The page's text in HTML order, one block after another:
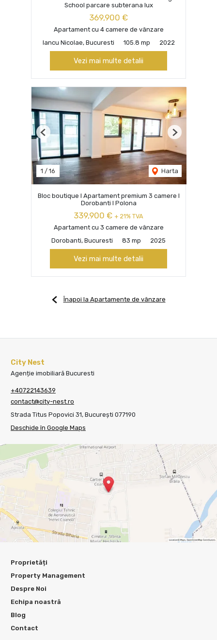
School parcare subterana lux
369,900 €
Apartament cu 4 camere de vânzare
Iancu Nicolae, Bucuresti
105.8 mp 2022
Vezi mai multe detalii
1 / 16 Harta
Previous Next
Bloc boutique I Apartament premium 3 camere I
Dorobanti I Polona
339,900 € + 21% TVA
Apartament cu 3 camere de vânzare
Dorobanti, Bucuresti
83 mp 2025
Vezi mai multe detalii
Înapoi la Apartamente de vânzare
City Nest
Agenție imobiliară Bucuresti
+40722143639
contact@city-nest.ro
Strada Titus Popovici 31, București 077190
Deschide în Google Maps
Proprietăți
Property Management
Despre Noi
Echipa noastră
Blog
Contact